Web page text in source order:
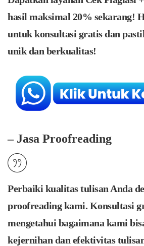
hasil maksimal 20% sekarang!
untuk konsultasi gratis dan
unik dan berkualitas!
– Jasa Proofreading
Perbaiki kualitas tulisan Anda
proofreading kami. Konsultasi
mengetahui bagaimana kami
kejernihan dan efektivitas